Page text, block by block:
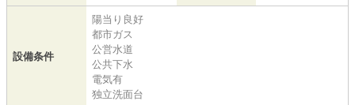
設備条件
陽当り良好
都市ガス
公営水道
公共下水
電気有
独立洗面台